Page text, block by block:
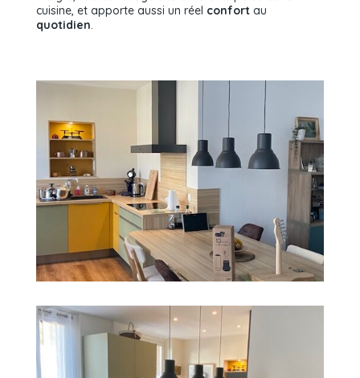
cuisine, et apporte aussi un réel confort au
quotidien.